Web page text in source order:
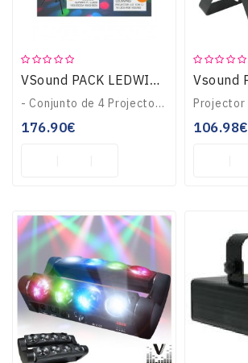
VSound PACK LEDWING
- Conjunto de 4 Projectores c/ suporte Luzes- Projector a LEDS c/ 18 LEDS RGB- LEDS: 6 Vermelhos, 6 Verdes e 6 Azuis- Suporte p/ luzes ajustável robusto Preto- ..
176.90€ 106.98€